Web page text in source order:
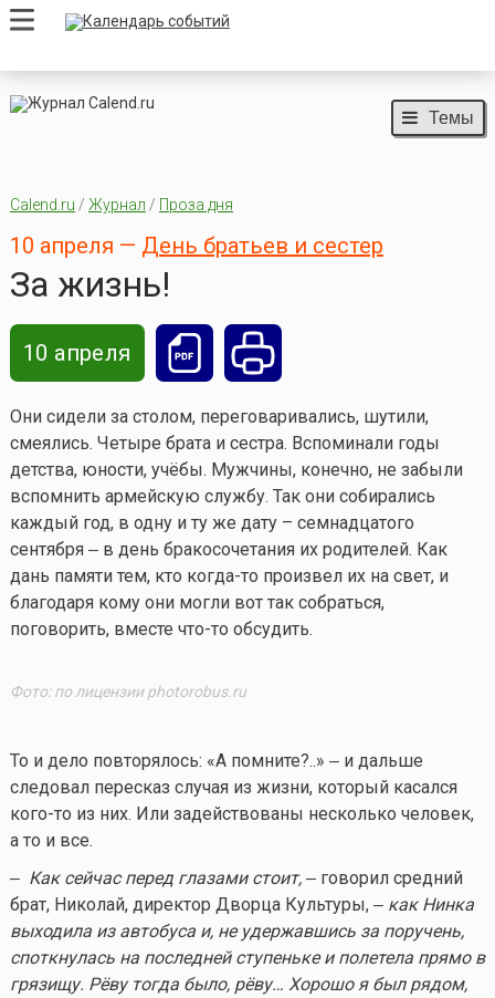
Темы
Calend.ru / Журнал / Проза дня
10 апреля — День братьев и сестер
За жизнь!
10 апреля
Они сидели за столом, переговаривались, шутили,
смеялись. Четыре брата и сестра. Вспоминали годы
детства, юности, учёбы. Мужчины, конечно, не забыли
вспомнить армейскую службу. Так они собирались
каждый год, в одну и ту же дату – семнадцатого
сентября ‒ в день бракосочетания их родителей. Как
дань памяти тем, кто когда-то произвел их на свет, и
благодаря кому они могли вот так собраться,
поговорить, вместе что-то обсудить.
Фото: по лицензии photorobus.ru
То и дело повторялось: «А помните?..» ‒ и дальше
следовал пересказ случая из жизни, который касался
кого-то из них. Или задействованы несколько человек,
а то и все.
‒ Как сейчас перед глазами стоит,‒ говорил средний
брат, Николай, директор Дворца Культуры, ‒ как Нинка
выходила из автобуса и, не удержавшись за поручень,
споткнулась на последней ступеньке и полетела прямо в
грязищу. Рёву тогда было, рёву… Хорошо я был рядом,